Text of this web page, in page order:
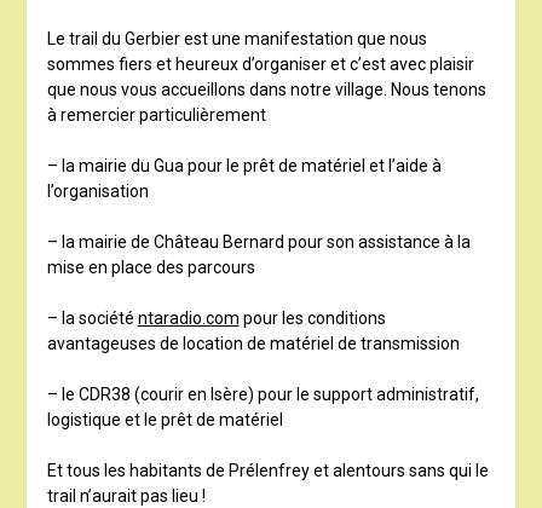
Le trail du Gerbier est une manifestation que nous
sommes fiers et heureux d’organiser et c’est avec plaisir
que nous vous accueillons dans notre village. Nous tenons
à remercier particulièrement
– la mairie du Gua pour le prêt de matériel et l’aide à
l’organisation
– la mairie de Château Bernard pour son assistance à la
mise en place des parcours
– la société ntaradio.com pour les conditions
avantageuses de location de matériel de transmission
– le CDR38 (courir en Isère) pour le support administratif,
logistique et le prêt de matériel
Et tous les habitants de Prélenfrey et alentours sans qui le
trail n’aurait pas lieu !